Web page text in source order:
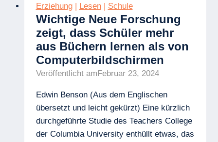
Erziehung| Lesen| Schule
Wichtige Neue Forschung
zeigt, dass Schüler mehr
aus Büchern lernen als von
Computerbildschirmen
Veröffentlicht am Februar 23, 2024
Edwin Benson (Aus dem Englischen
übersetzt und leicht gekürzt) Eine kürzlich
durchgeführte Studie des Teachers College
der Columbia University enthüllt etwas, das